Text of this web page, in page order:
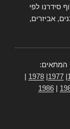
סידרנו לפי
אביזרים,
המתאים:
1977
1978
1986